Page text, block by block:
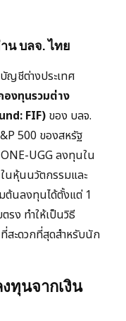
น บลจ. ไทย
ญชีต่างประเทศ
องทุนรวมต่าง
FIF) ของ บลจ.
500 ของสหรัฐ
UGG ลงทุนใน
นหุ้นนวัตกรรมและ
ต้นลงทุนได้ตั้งแต่ 1
รง ทำให้เป็นวิธี
สะดวกที่สุดสำหรับนัก
ทุนจากเงิน